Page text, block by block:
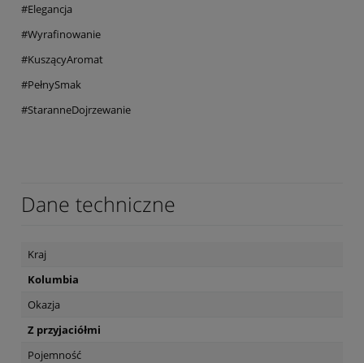
#Elegancja
#Wyrafinowanie
#KuszącyAromat
#PełnySmak
#StaranneDojrzewanie
Dane techniczne
Kraj
Kolumbia
Okazja
Z przyjaciółmi
Pojemność